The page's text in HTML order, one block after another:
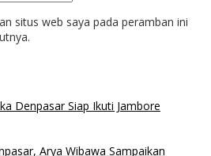
situs web saya pada peramban ini
Denpasar Siap Ikuti Jambore
Arya Wibawa Sampaikan